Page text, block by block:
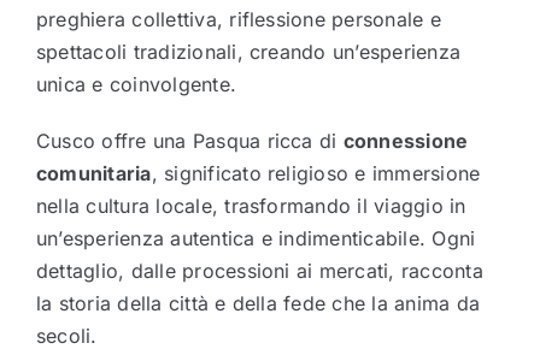
preghiera collettiva, riflessione personale e
spettacoli tradizionali, creando un’esperienza
unica e coinvolgente.
Cusco offre una Pasqua ricca di connessione
comunitaria, significato religioso e immersione
nella cultura locale, trasformando il viaggio in
un’esperienza autentica e indimenticabile. Ogni
dettaglio, dalle processioni ai mercati, racconta
la storia della città e della fede che la anima da
secoli.